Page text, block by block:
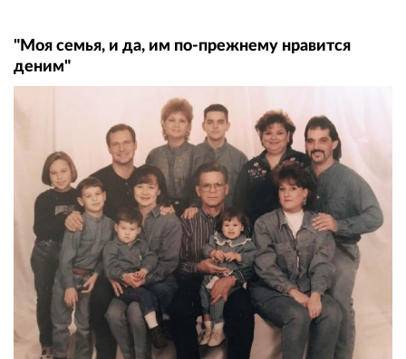
"Моя семья, и да, им по-прежнему нравится
деним"